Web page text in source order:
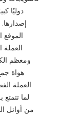
دوليًا
العملة
ومعظم
هواة
العملة
لما تتمتع
من أوائل